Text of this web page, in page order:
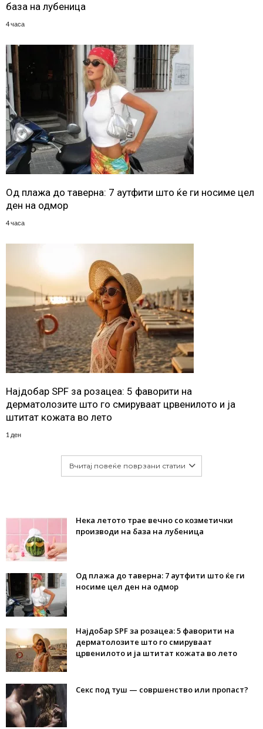
база на лубеница
4 часа
Од плажа до таверна: 7 аутфити што ќе ги носиме цел
ден на одмор
4 часа
Најдобар SPF за розацеа: 5 фаворити на
дерматолозите што го смируваат црвенилото и ја
штитат кожата во лето
1 ден
Вчитај повеќе поврзани статии
Нека летото трае вечно со козметички
производи на база на лубеница
Од плажа до таверна: 7 аутфити што ќе ги
носиме цел ден на одмор
Најдобар SPF за розацеа: 5 фаворити на
дерматолозите што го смируваат
црвенилото и ја штитат кожата во лето
Секс под туш — совршенство или пропаст?